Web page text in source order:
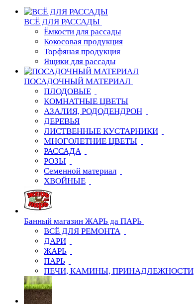
ВСЁ ДЛЯ РАССАДЫ
Ёмкости для рассады
Кокосовая продукция
Торфяная продукция
Ящики для рассады
ПОСАДОЧНЫЙ МАТЕРИАЛ
ПЛОДОВЫЕ
КОМНАТНЫЕ ЦВЕТЫ
АЗАЛИЯ, РОДОДЕНДРОН
ДЕРЕВЬЯ
ЛИСТВЕННЫЕ КУСТАРНИКИ
МНОГОЛЕТНИЕ ЦВЕТЫ
РАССАДА
РОЗЫ
Семенной материал
ХВОЙНЫЕ
Банный магазин ЖАРЬ да ПАРЬ
ВСЁ ДЛЯ РЕМОНТА
ДАРИ
ЖАРЬ
ПАРЬ
ПЕЧИ, КАМИНЫ, ПРИНАДЛЕЖНОСТИ